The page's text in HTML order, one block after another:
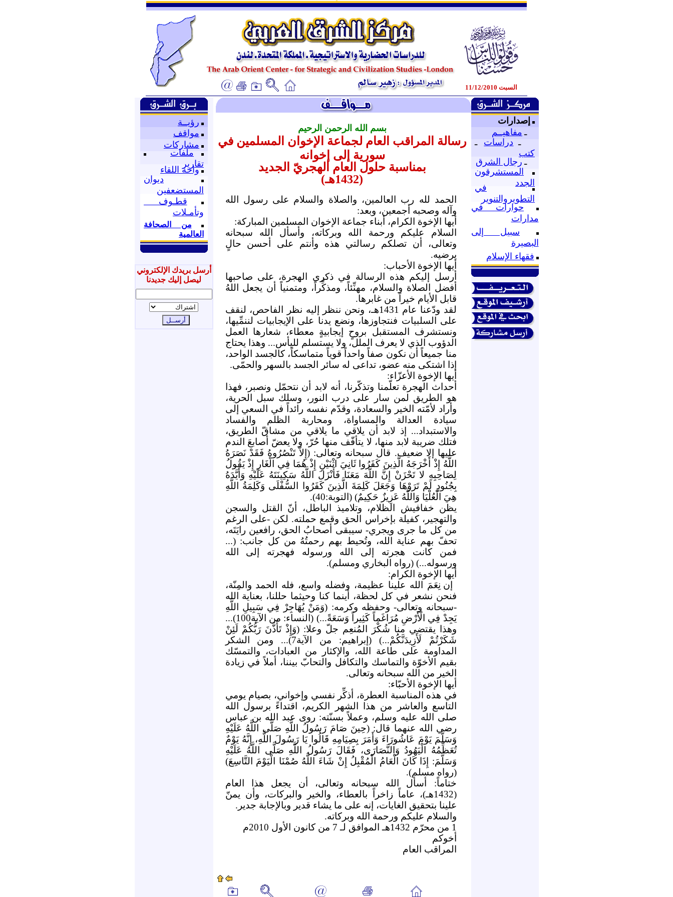
ـ
ـ
السبت 11/12/2010
رؤيــة
مواقف
مشاركات
ملفات
تقارير
واحة اللقاء
ديوان
المستضعفين
قطـوف
وتأمـلات
من الصحافة
العالمية
أرسل بريدك الإلكتروني
ليصل إليك جديدنا
إصدارات
ـ مفاهيــم
ـ دراسات
ـ
كتب
ـ رجال الشرق
المستشرقون
الجدد
في
التطويروالتنوير
حوارات في
مدارات
سبيل إلى
البصيرة
فقهاء الإسلام
بسم الله الرحمن الرحيم
رسالة المراقب العام لجماعة الإخوان المسلمين في
سورية إلى إخوانه
بمناسبة حلول العام الهجريّ الجديد
(1432هـ)
الحمد لله رب العالمين، والصلاة والسلام على رسول الله
وآله وصحبه أجمعين، وبعد:
أيها الإخوة الكرام، أبناء جماعة الإخوان المسلمين المباركة:
السلام عليكم ورحمة الله وبركاته، وأسأل الله سبحانه
وتعالى، أن تصلكم رسالتي هذه وأنتم على أحسن حالٍ
يرضيه.
أيها الإخوة الأحباب:
أرسل إليكم هذه الرسالة في ذكرى الهجرة، على صاحبها
أفضل الصلاة والسلام، مهنِّئاً، ومذكِّراً، ومتمنياً أن يجعل اللهُ
قابل الأيام خيراً من غابرها.
لقد ودّعنا عام 1431هـ، ونحن ننظر إليه نظر الفاحص، لنقف
على السلبيات فنتجاوزها، ونضع يدنا على الإيجابيات لننمِّيها،
ونستشرف المستقبل بروحٍ إيجابيةٍ معطاء، شعارها العمل
الدؤوب الذي لا يعرف الملل، ولا يستسلم لليأس... وهذا يحتاج
منا جميعاً أن نكون صفاً واحداً قوياً متماسكاً، كالجسد الواحد،
إذا اشتكى منه عضو، تداعى له سائر الجسد بالسهر والحمّى.
أيها الإخوة الأعزّاء:
أحداث الهجرة تعلّمنا وتذكّرنا، أنه لابد أن نتحمّل ونصبر، فهذا
هو الطريق لمن سار على درب النور، وسلك سبل الحرية،
وأراد لأمّته الخير والسعادة، وقدّم نفسه رائداً في السعي إلى
سيادة العدالة والمساواة، ومحاربة الظلم والفساد
والاستبداد... إذ لابد أن يلاقي ما يلاقي من مشاقّ الطريق،
فتلك ضريبة لابد منها، لا يتأفّف منها حُرّ، ولا يعضّ أصابعَ الندم
عليها إلا ضعيف. قال سبحانه وتعالى: (إِلاّ تَنْصُرُوهُ فَقَدْ نَصَرَهُ
اللَّهُ إِذْ أَخْرَجَهُ الَّذِينَ كَفَرُوا ثَانِيَ اثْنَيْنِ إِذْ هُمَا فِي الْغَارِ إِذْ يَقُولُ
لِصَاحِبِهِ لا تَحْزَنْ إِنَّ اللَّهَ مَعَنَا فَأَنْزَلَ اللَّهُ سَكِينَتَهُ عَلَيْهِ وَأَيَّدَهُ
بِجُنُودٍ لَمْ تَرَوْهَا وَجَعَلَ كَلِمَةَ الَّذِينَ كَفَرُوا السُّفْلَى وَكَلِمَةُ اللَّهِ
هِيَ الْعُلْيَا وَاللَّهُ عَزِيزٌ حَكِيمٌ) (التوبة:40).
يظن خفافيش الظلام، وتلاميذ الباطل، أنّ القتل والسجن
والتهجير، كفيلة بإخراس الحق وقمع حملته. لكن -على الرغم
من كل ما جرى ويجري- سيبقى أصحابُ الحق، رافعين رايَتَه،
تحفّ بهم عناية الله، وتُحيط بهم رحمتُهُ من كل جانب: (...
فمن كانت هجرته إلى الله ورسوله فهجرته إلى الله
ورسوله...) (رواه البخاري ومسلم).
أيها الإخوة الكرام:
إن نِعَمَ الله علينا عظيمة، وفضله واسع، فله الحمد والمِنّة،
فنحن نشعر في كل لحظة، أينما كنا وحيثما حللنا، بعناية الله
-سبحانه وتعالى- وحفظه وكرمه: (وَمَنْ يُهَاجِرْ فِي سَبِيلِ اللَّهِ
يَجِدْ فِي الْأَرْضِ مُرَاغَماً كَثِيراً وَسَعَةً...) (النساء: من الآية100)...
وهذا يقتضي منا شُكْرَ المُنعِم جلّ وعلا: (وَإِذْ تَأَذَّنَ رَبُّكُمْ لَئِنْ
شَكَرْتُمْ لَأَزِيدَنَّكُمْ...) (إبراهيم: من الآية7)... ومن الشكر
المداومة على طاعة الله، والإكثار من العبادات، والتمسّك
بقيم الأخوّة والتماسك والتكافل والتحابّ بيننا، أملاً في زيادة
الخير من الله سبحانه وتعالى.
أيها الإخوة الأحبّاء:
في هذه المناسبة العطرة، أذكِّر نفسي وإخواني، بصيام يومي
التاسع والعاشر من هذا الشهر الكريم، اقتداءً برسول الله
صلى الله عليه وسلم، وعملاً بسنّته: روى عبد الله بن عباس
رضي الله عنهما قال: (حِينَ صَامَ رَسُولُ اللَّهِ صَلَّى اللَّهُ عَلَيْهِ
وَسَلَّمَ يَوْمَ عَاشُورَاءَ وَأَمَرَ بِصِيَامِهِ قَالُوا يَا رَسُولَ اللَّهِ، إِنَّهُ يَوْمٌ
تُعَظِّمُهُ الْيَهُودُ وَالنَّصَارَى، فَقَالَ رَسُولُ اللَّهِ صَلَّى اللَّهُ عَلَيْهِ
وَسَلَّمَ: إِذَا كَانَ الْعَامُ الْمُقْبِلُ إِنْ شَاءَ اللَّهُ صُمْنَا الْيَوْمَ التَّاسِعَ)
(رواه مسلم).
ختاماً: أسأل الله سبحانه وتعالى، أن يجعل هذا العام
(1432هـ)، عاماً زاخراً بالعطاء، والخير والبركات، وأن يمنّ
علينا بتحقيق الغايات، إنه على ما يشاء قدير وبالإجابة جدير.
والسلام عليكم ورحمة الله وبركاته.
1 من محرّم 1432هـ الموافق لـ 7 من كانون الأول 2010م
أخوكم
المراقب العام